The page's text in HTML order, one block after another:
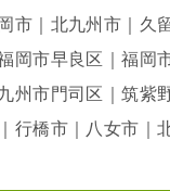
市｜北九州市｜久
福岡市早良区｜福岡
州市門司区｜筑紫
行橋市｜八女市｜